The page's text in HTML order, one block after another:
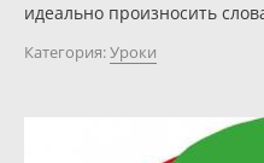
идеально произносить
Категория:Уроки